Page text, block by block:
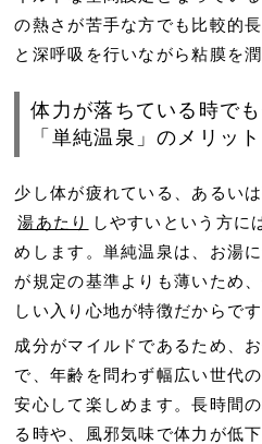
の熱さが苦手な方でも比較的
と深呼吸を行いながら粘膜を
体力が落ちている時で
「単純温泉」のメリット
少し体が疲れている、あるい
湯あたり
しやすいという方に
めします。単純温泉は、お湯
が規定の基準よりも薄いため
しい入り心地が特徴だからです
成分がマイルドであるため、
で、年齢を問わず幅広い世代
安心して楽しめます。長時間
る時や、風邪気味で体力が低